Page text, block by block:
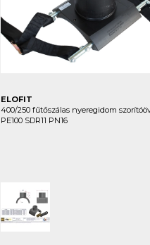
ELOFIT
400/250 fűtőszálas nyeregidom
PE100 SDR11 PN16